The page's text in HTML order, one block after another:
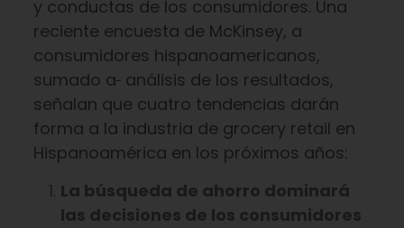
y conductas de los consumidores. Una
reciente encuesta de McKinsey, a
consumidores hispanoamericanos,
sumado a análisis de los resultados,
señalan que cuatro tendencias darán
forma a la industria de grocery retail en
Hispanoamérica en los próximos años:
La búsqueda de ahorro dominará
las decisiones de los consumidores